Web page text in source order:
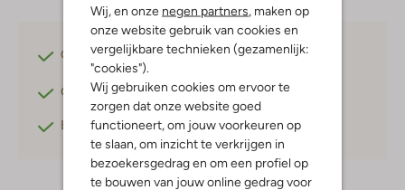
Wij, en onze negen partners, maken op
onze website gebruik van cookies en
vergelijkbare technieken (gezamenlijk:
"cookies").
Wij gebruiken cookies om ervoor te
zorgen dat onze website goed
functioneert, om jouw voorkeuren op
te slaan, om inzicht te verkrijgen in
bezoekersgedrag en om een profiel op
te bouwen van jouw online gedrag voor
Gratis verzendingvanaf €75,-
Gratis retournerenbinnen 30 dagen*
Betaal achterafmet Klarna